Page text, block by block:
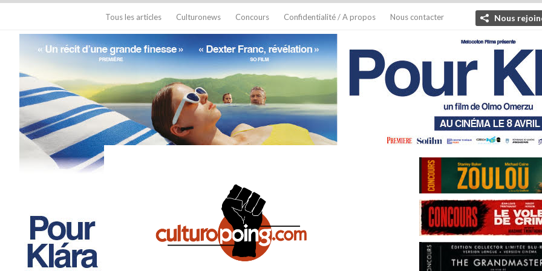
Tous les articles Culturonews Concours Confidentialité / A propos Nous contacter Nous